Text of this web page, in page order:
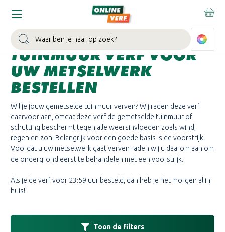
Zoeken
Home Schutting en Tuinmuur Metselwerk
SCHUTTING EN
TUINMUUR VERF VOOR
UW METSELWERK
BESTELLEN
Wil je jouw gemetselde tuinmuur verven? Wij raden deze verf
daarvoor aan, omdat deze verf de gemetselde tuinmuur of
schutting beschermt tegen alle weersinvloeden zoals wind,
regen en zon. Belangrijk voor een goede basis is de voorstrijk.
Voordat u uw metselwerk gaat verven raden wij u daarom aan om
de ondergrond eerst te behandelen met een voorstrijk.
Als je de verf voor 23:59 uur besteld, dan heb je het morgen al in
huis!
Toon de filters